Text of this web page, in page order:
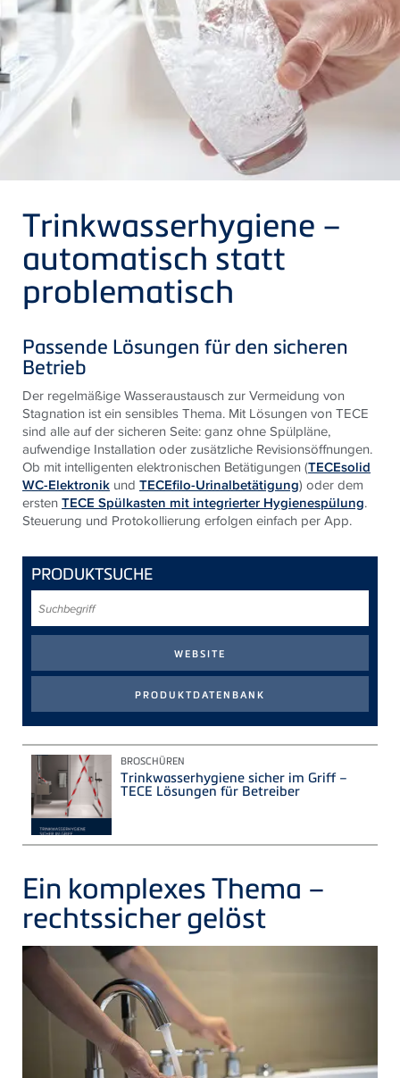
Trinkwasserhygiene –
automatisch statt
problematisch
Passende Lösungen für den sicheren
Betrieb
Der regelmäßige Wasseraustausch zur Vermeidung von
Stagnation ist ein sensibles Thema. Mit Lösungen von TECE
sind alle auf der sicheren Seite: ganz ohne Spülpläne,
aufwendige Installation oder zusätzliche Revisionsöffnungen.
Ob mit intelligenten elektronischen Betätigungen (TECEsolid
WC-Elektronik und TECEfilo-Urinalbetätigung) oder dem
erstenTECE Spülkasten mit integrierter Hygienespülung.
Steuerung und Protokollierung erfolgen einfach per App.
PRODUKTSUCHE
BROSCHÜREN
Trinkwasserhygiene sicher im Griff –
TECE Lösungen für Betreiber
Ein komplexes Thema –
rechtssicher gelöst